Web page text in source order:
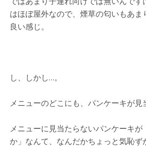
はほぼ屋外なので、煙草の匂いもあま
良い感じ。
し、しかし…。
メニューのどこにも、パンケーキが見
メニューに見当たらないパンケーキが
か」なんて、なんだかちょっと気恥ず